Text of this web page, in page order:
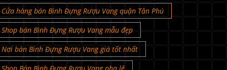
Cửa hàng bán Bình Đựng Rượu Vang quận Tân Phú
Shop bán Bình Đựng Rượu Vang mẫu đẹp
Nơi bán Bình Đựng Rượu Vang giá tốt nhất